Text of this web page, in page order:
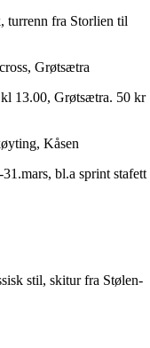
turrenn fra Storlien til
Grøtsætra
13.00, Grøtsætra. 50 kr
Kåsen
bl.a sprint stafett
stil, skitur fra Stølen-